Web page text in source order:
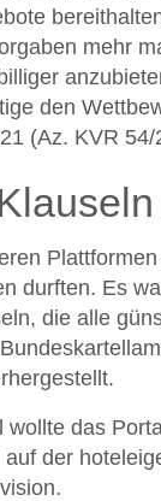
mehr
den
(Az. KVR 54/
durften. Es
die alle
wollte das
der